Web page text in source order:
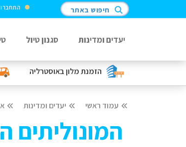
הזמנת מלוןבאוסטרליה
חיפוש באתר
יעדים ומדינות סגנון טיול
עמוד ראשי יעדים ומדינות